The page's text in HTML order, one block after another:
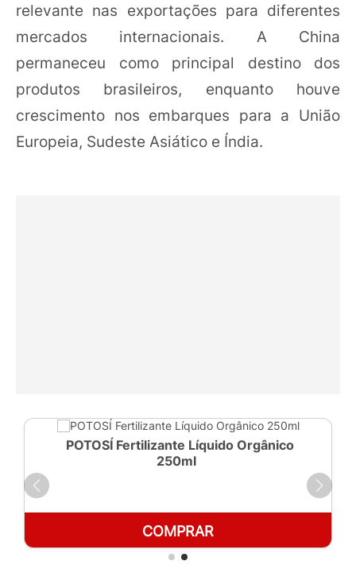
relevante nas exportações para diferentes
mercados internacionais. A China
permaneceu como principal destino dos
produtos brasileiros, enquanto houve
crescimento nos embarques para a União
Europeia, Sudeste Asiático e Índia.
POTOSÍ Fertilizante Líquido Orgânico
250ml
COMPRAR